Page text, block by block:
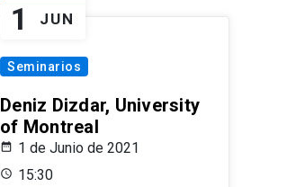
1 JUN
Seminarios
Deniz Dizdar, University
of Montreal
1 de Junio de 2021
15:30